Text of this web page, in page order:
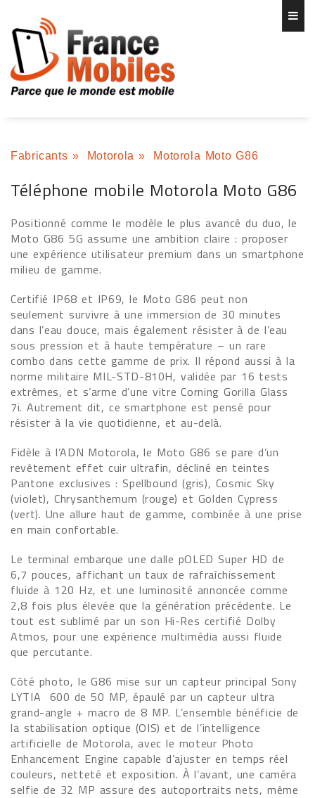
Fabricants » Motorola » Motorola Moto G86
Téléphone mobile Motorola Moto G86
Positionné comme le modèle le plus avancé du duo, le
Moto G86 5G assume une ambition claire : proposer
une expérience utilisateur premium dans un smartphone
milieu de gamme.
Certifié IP68 et IP69, le Moto G86 peut non
seulement survivre à une immersion de 30 minutes
dans l’eau douce, mais également résister à de l’eau
sous pression et à haute température – un rare
combo dans cette gamme de prix. Il répond aussi à la
norme militaire MIL-STD-810H, validée par 16 tests
extrêmes, et s’arme d’une vitre Corning Gorilla Glass
7i. Autrement dit, ce smartphone est pensé pour
résister à la vie quotidienne, et au-delà.
Fidèle à l’ADN Motorola, le Moto G86 se pare d’un
revêtement effet cuir ultrafin, décliné en teintes
Pantone exclusives : Spellbound (gris), Cosmic Sky
(violet), Chrysanthemum (rouge) et Golden Cypress
(vert). Une allure haut de gamme, combinée à une prise
en main confortable.
Le terminal embarque une dalle pOLED Super HD de
6,7 pouces, affichant un taux de rafraîchissement
fluide à 120 Hz, et une luminosité annoncée comme
2,8 fois plus élevée que la génération précédente. Le
tout est sublimé par un son Hi-Res certifié Dolby
Atmos, pour une expérience multimédia aussi fluide
que percutante.
Côté photo, le G86 mise sur un capteur principal Sony
LYTIA 600 de 50 MP, épaulé par un capteur ultra
grand-angle + macro de 8 MP. L’ensemble bénéficie de
la stabilisation optique (OIS) et de l’intelligence
artificielle de Motorola, avec le moteur Photo
Enhancement Engine capable d’ajuster en temps réel
couleurs, netteté et exposition. À l’avant, une caméra
selfie de 32 MP assure des autoportraits nets, même